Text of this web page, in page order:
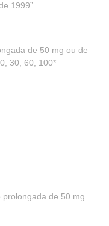
1999”
de 50 mg ou de
30, 60, 100*
de 50 mg